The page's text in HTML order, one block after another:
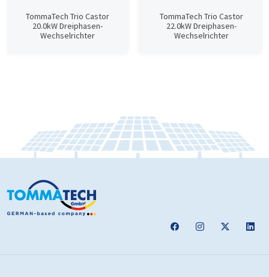
TommaTech Trio Castor
20.0kW Dreiphasen-
Wechselrichter
TommaTech Trio Castor
22.0kW Dreiphasen-
Wechselrichter